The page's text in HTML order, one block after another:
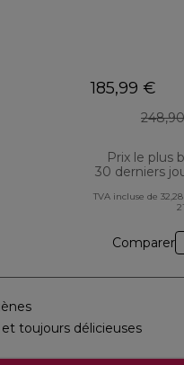
185,99 €
Prix le plus
30 derniers
TVA incluse de
Comparer
toujours délicieuses